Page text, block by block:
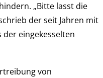
„Bitte lasst die
der seit Jahren mit
eingekesselten
von